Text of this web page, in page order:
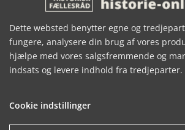
Mosefolket
Den største samling af moselig i verden på
Dette websted benytter egne og
fungere, analysere din brug af vores
hjælpe med vores salgsfremmende og
indsats og levere indhold fra tredjeparter.
Cookie indstillinger